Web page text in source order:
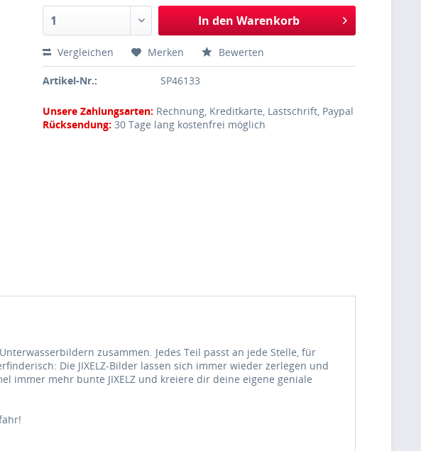
In den Warenkorb
Vergleichen Merken Bewerten
Artikel-Nr.: SP46133
Unsere Zahlungsarten: Rechnung, Kreditkarte, Lastschrift, Paypal
Rücksendung:30 Tage lang kostenfrei möglich
zusammen. Jedes Teil passt an jede Stelle, für
Die JIXELZ-Bilder lassen sich immer wieder zerlegen und
immer mehr bunte JIXELZ und kreiere dir deine eigene geniale